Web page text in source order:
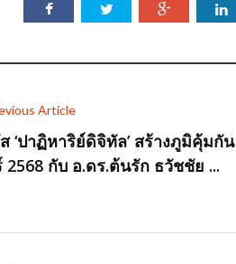
Article
‘ปาฏิหาริย์ดิจิทัล’ สร้างภูมิคุ้มกัน
2568 กับ อ.ดร.ต้นรัก ธวัชชัย ...